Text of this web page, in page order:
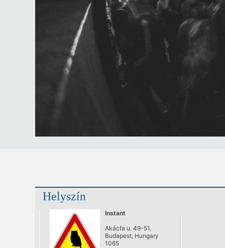
Helyszín
Instant
Akácfa u. 49-51.
Budapest, Hungary
1065